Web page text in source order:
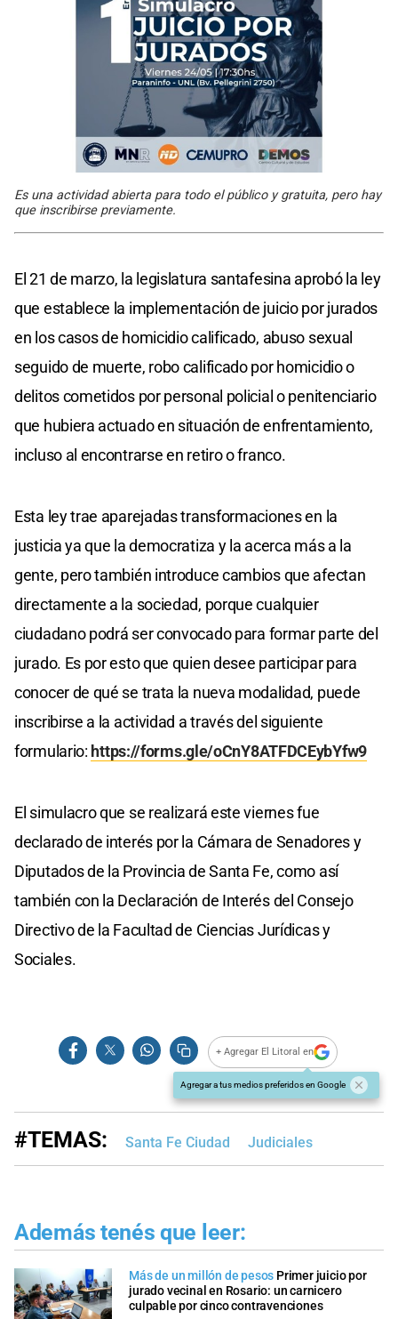
Es una actividad abierta para todo el público y gratuita, pero hay
que inscribirse previamente.
El 21 de marzo, la legislatura santafesina aprobó la ley
que establece la implementación de juicio por jurados
en los casos de homicidio calificado, abuso sexual
seguido de muerte, robo calificado por homicidio o
delitos cometidos por personal policial o penitenciario
que hubiera actuado en situación de enfrentamiento,
incluso al encontrarse en retiro o franco.
Esta ley trae aparejadas transformaciones en la
justicia ya que la democratiza y la acerca más a la
gente, pero también introduce cambios que afectan
directamente a la sociedad, porque cualquier
ciudadano podrá ser convocado para formar parte del
jurado. Es por esto que quien desee participar para
conocer de qué se trata la nueva modalidad, puede
inscribirse a la actividad a través del siguiente
formulario: https://forms.gle/oCnY8ATFDCEybYfw9
El simulacro que se realizará este viernes fue
declarado de interés por la Cámara de Senadores y
Diputados de la Provincia de Santa Fe, como así
también con la Declaración de Interés del Consejo
Directivo de la Facultad de Ciencias Jurídicas y
Sociales.
+ Agregar El Litoral en
Agregar a tus medios preferidos en Google
#TEMAS: Santa Fe Ciudad Judiciales
Además tenés que leer:
Más de un millón de pesos Primer juicio por
jurado vecinal en Rosario: un carnicero
culpable por cinco contravenciones